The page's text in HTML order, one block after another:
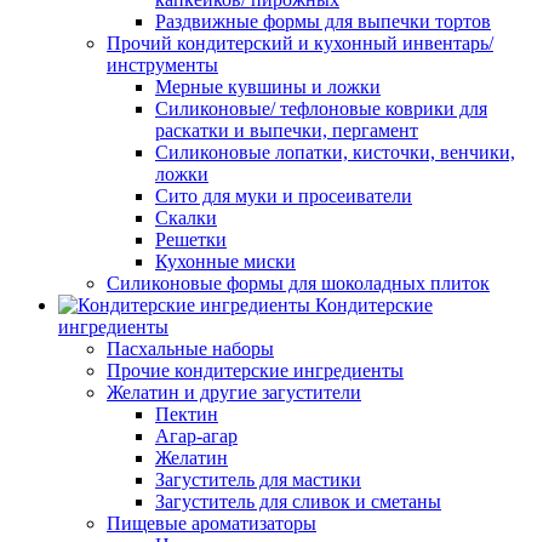
Раздвижные формы для выпечки тортов
Прочий кондитерский и кухонный инвентарь/
инструменты
Мерные кувшины и ложки
Силиконовые/ тефлоновые коврики для
раскатки и выпечки, пергамент
Силиконовые лопатки, кисточки, венчики,
ложки
Сито для муки и просеиватели
Скалки
Решетки
Кухонные миски
Силиконовые формы для шоколадных плиток
Кондитерские
ингредиенты
Пасхальные наборы
Прочие кондитерские ингредиенты
Желатин и другие загустители
Пектин
Агар-агар
Желатин
Загуститель для мастики
Загуститель для сливок и сметаны
Пищевые ароматизаторы